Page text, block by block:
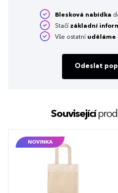
Blesková nabídka
Stačí základní
Vše ostatní uděláme
Odeslat
Související
NOVINKA